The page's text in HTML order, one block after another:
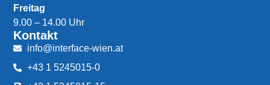
Freitag
9.00 – 14.00 Uhr
Kontakt
info@interface-wien.at
+43 1 5245015-0